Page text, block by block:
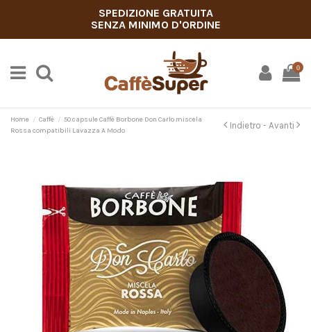
SPEDIZIONE GRATUITA
SENZA MINIMO D'ORDINE
0
Home Caffè
50 capsule Caffè Borbone Don Carlo miscela
Rossa compatibili Lavazza A Modo
Indietro - Avanti